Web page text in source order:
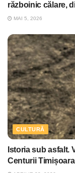
războinic călare,
MAI 5, 2026
CULTURĂ
Istoria sub asfalt.
Centurii